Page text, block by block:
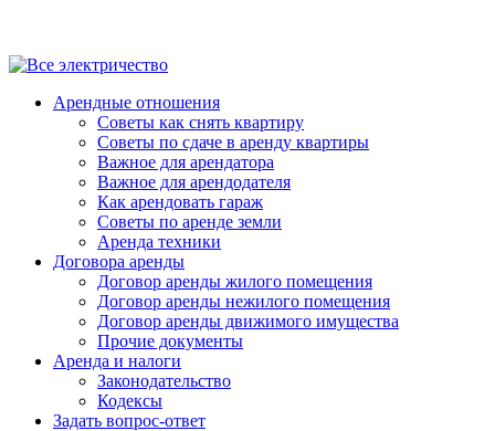
Арендные отношения
Советы как снять квартиру
Советы по сдаче в аренду квартиры
Важное для арендатора
Важное для арендодателя
Как арендовать гараж
Советы по аренде земли
Аренда техники
Договора аренды
Договор аренды жилого помещения
Договор аренды нежилого помещения
Договор аренды движимого имущества
Прочие документы
Аренда и налоги
Законодательство
Кодексы
Задать вопрос-ответ